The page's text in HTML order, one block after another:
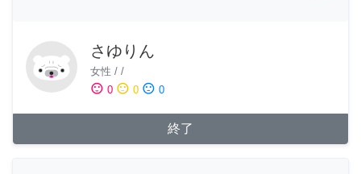
さゆりん
女性 / /
sentiment_satisfied 0 sentiment_neutral 0 sentiment_dissatisfied 0
終了